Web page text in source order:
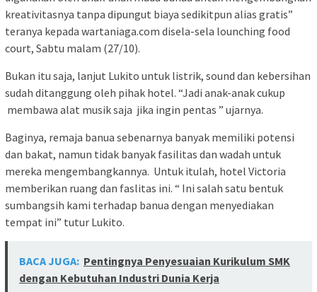
kreativitasnya tanpa dipungut biaya sedikitpun alias gratis”
teranya kepada wartaniaga.com disela-sela lounching food
court, Sabtu malam (27/10).
Bukan itu saja, lanjut Lukito untuk listrik, sound dan kebersihan
sudah ditanggung oleh pihak hotel. “Jadi anak-anak cukup
membawa alat musik saja jika ingin pentas ” ujarnya.
Baginya, remaja banua sebenarnya banyak memiliki potensi
dan bakat, namun tidak banyak fasilitas dan wadah untuk
mereka mengembangkannya. Untuk itulah, hotel Victoria
memberikan ruang dan faslitas ini. “ Ini salah satu bentuk
sumbangsih kami terhadap banua dengan menyediakan
tempat ini” tutur Lukito.
BACA JUGA: Pentingnya Penyesuaian Kurikulum SMK
dengan Kebutuhan Industri Dunia Kerja